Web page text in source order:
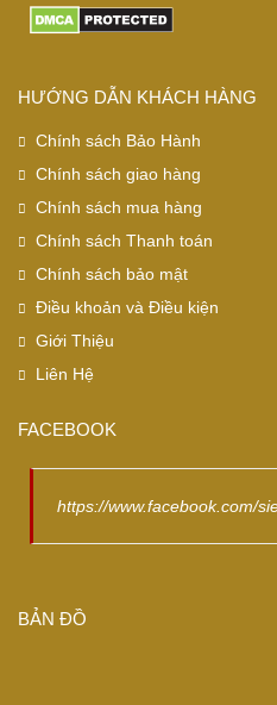
HƯỚNG DẪN KHÁCH HÀNG
Chính sách Bảo Hành
Chính sách giao hàng
Chính sách mua hàng
Chính sách Thanh toán
Chính sách bảo mật
Điều khoản và Điều kiện
Giới Thiệu
Liên Hệ
FACEBOOK
https://www.facebook.com/
BẢN ĐỒ